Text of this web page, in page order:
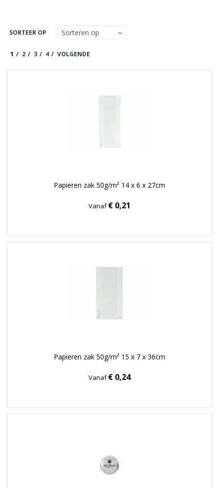
SORTEER OP
1 2 3 4 VOLGENDE
Papieren zak 50g/m² 14 x 6 x 27cm
Vanaf€ 0,21
Papieren zak 50g/m² 15 x 7 x 36cm
Vanaf€ 0,24